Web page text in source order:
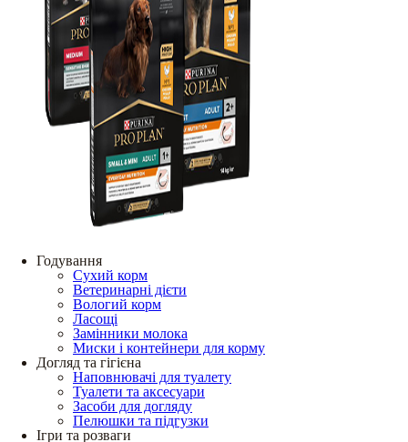
Годування
Сухий корм
Ветеринарні дієти
Вологий корм
Ласощі
Замінники молока
Миски і контейнери для корму
Догляд та гігієна
Наповнювачі для туалету
Туалети та аксесуари
Засоби для догляду
Пелюшки та підгузки
Ігри та розваги